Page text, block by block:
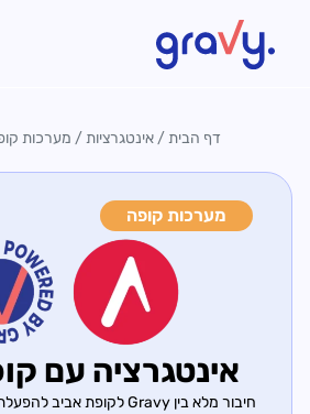
דף הבית/אינטגרציות/ מערכות
מערכות קופה
אינטגרציה עם